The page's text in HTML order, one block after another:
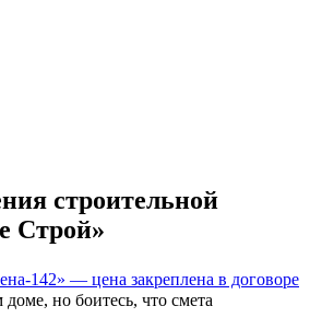
строительной
Строй»
142» — цена закреплена в договоре
но боитесь, что смета